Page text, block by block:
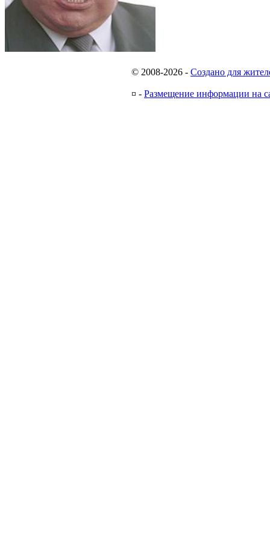
© 2008-2026 - Создано для
¤ - Размещение информации на